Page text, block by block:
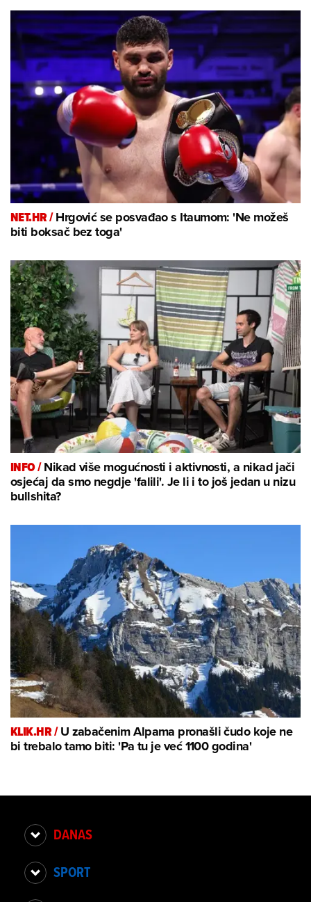
NET.HR /Hrgović se posvađao s Itaumom: 'Ne možeš
biti boksač bez toga'
INFO /Nikad više mogućnosti i aktivnosti, a nikad jači
osjećaj da smo negdje 'falili'. Je li i to još jedan u nizu
bullshita?
KLIK.HR /U zabačenim Alpama pronašli čudo koje ne
bi trebalo tamo biti: 'Pa tu je već 1100 godina'
DANAS
SPORT